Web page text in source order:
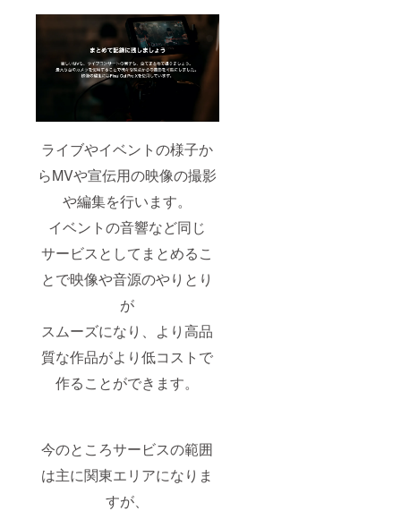
ライブやイベントの様子か
らMVや宣伝用の映像の撮影
や編集を行います。
イベントの音響など同じ
サービスとしてまとめるこ
とで映像や音源のやりとり
が
スムーズになり、より高品
質な作品がより低コストで
作ることができます。
今のところサービスの範囲
は主に関東エリアになりま
すが、